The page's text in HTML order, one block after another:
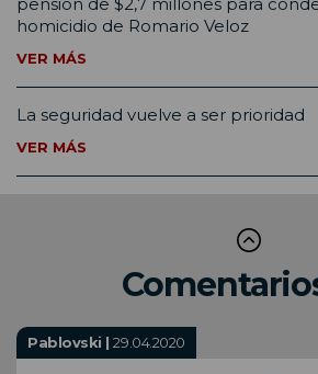
pensión de $2,7 millones para
homicidio de Romario Veloz
VER MÁS
La seguridad vuelve a ser prioridad
VER MÁS
Pablovski |29.04.2020